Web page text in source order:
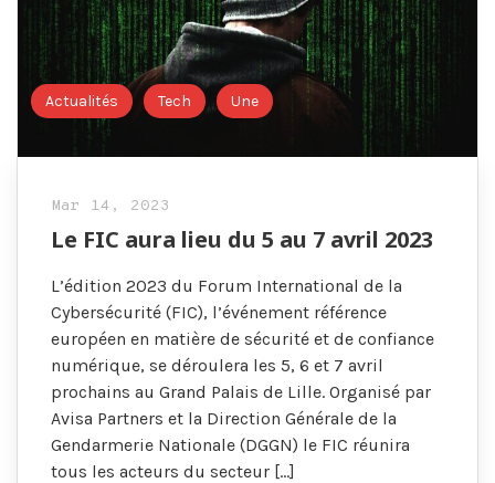
Actualités Tech Une
Mar 14, 2023
Le FIC aura lieu du 5 au 7 avril 2023
L’édition 2023 du Forum International de la
Cybersécurité (FIC), l’événement référence
européen en matière de sécurité et de confiance
numérique, se déroulera les 5, 6 et 7 avril
prochains au Grand Palais de Lille. Organisé par
Avisa Partners et la Direction Générale de la
Gendarmerie Nationale (DGGN) le FIC réunira
tous les acteurs du secteur […]